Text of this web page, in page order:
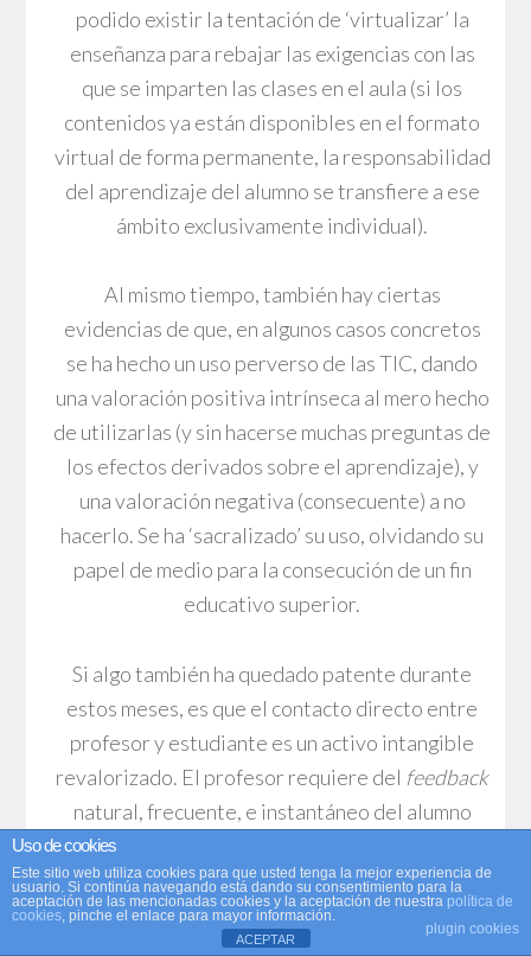
podido existir la tentación de ‘virtualizar’ la
enseñanza para rebajar las exigencias con las
que se imparten las clases en el aula (si los
contenidos ya están disponibles en el formato
virtual de forma permanente, la responsabilidad
del aprendizaje del alumno se transfiere a ese
ámbito exclusivamente individual).
Al mismo tiempo, también hay ciertas
evidencias de que, en algunos casos concretos
se ha hecho un uso perverso de las TIC, dando
una valoración positiva intrínseca al mero hecho
de utilizarlas (y sin hacerse muchas preguntas de
los efectos derivados sobre el aprendizaje), y
una valoración negativa (consecuente) a no
hacerlo. Se ha ‘sacralizado’ su uso, olvidando su
papel de medio para la consecución de un fin
educativo superior.
Si algo también ha quedado patente durante
estos meses, es que el contacto directo entre
profesor y estudiante es un activo intangible
revalorizado. El profesor requiere del feedback
natural, frecuente, e instantáneo del alumno
para constatar la eficacia de sus enseñanzas, y,
de forma consecuente, revisar las mismas. Y el
alumno requiere de la cercanía del docente para
afianzar y consolidar su aprendizaje. En este
Uso de cookies
Este sitio web utiliza cookies para que usted tenga la mejor experiencia de
usuario. Si continúa navegando está dando su consentimiento para la
aceptación de las mencionadas cookies y la aceptación de nuestra política de
cookies, pinche el enlace para mayor información.
plugin cookies
ACEPTAR